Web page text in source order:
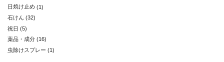
日焼け止め (1)
石けん (32)
祝日 (5)
薬品・成分 (16)
虫除けスプレー (1)